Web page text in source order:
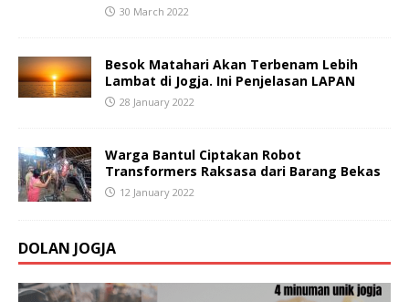
30 March 2022
Besok Matahari Akan Terbenam Lebih
Lambat di Jogja. Ini Penjelasan LAPAN
28 January 2022
Warga Bantul Ciptakan Robot
Transformers Raksasa dari Barang Bekas
12 January 2022
DOLAN JOGJA